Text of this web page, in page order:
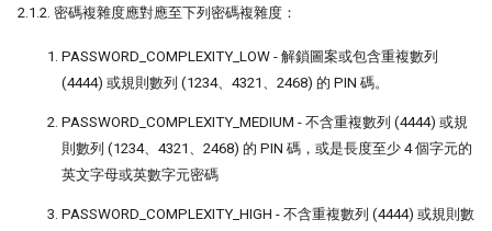
2.1.2. 密碼複雜度應對應至下列密碼複雜度：
PASSWORD_COMPLEXITY_LOW - 解鎖圖案或包含重複數列
(4444) 或規則數列 (1234、4321、2468) 的 PIN 碼。
PASSWORD_COMPLEXITY_MEDIUM - 不含重複數列 (4444) 或規
則數列 (1234、4321、2468) 的 PIN 碼，或是長度至少 4 個字元的
英文字母或英數字元密碼
PASSWORD_COMPLEXITY_HIGH - 不含重複數列 (4444) 或規則數